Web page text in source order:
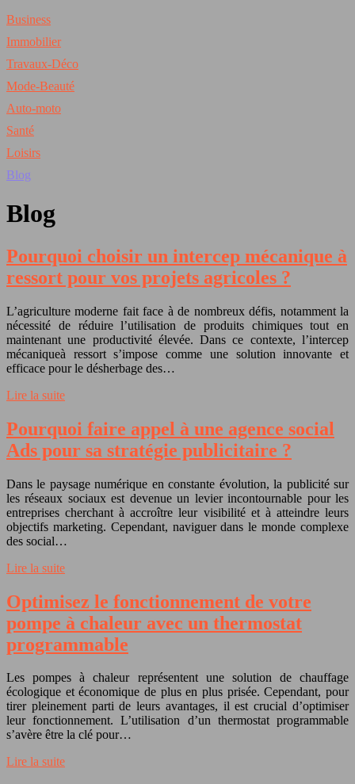
Business
Immobilier
Travaux-Déco
Mode-Beauté
Auto-moto
Santé
Loisirs
Blog
Blog
Pourquoi choisir un intercep mécanique à
ressort pour vos projets agricoles ?
L’agriculture moderne fait face à de nombreux défis, notamment la
nécessité de réduire l’utilisation de produits chimiques tout en
maintenant une productivité élevée. Dans ce contexte, l’intercep
mécaniqueà ressort s’impose comme une solution innovante et
efficace pour le désherbage des…
Lire la suite
Pourquoi faire appel à une agence social
Ads pour sa stratégie publicitaire ?
Dans le paysage numérique en constante évolution, la publicité sur
les réseaux sociaux est devenue un levier incontournable pour les
entreprises cherchant à accroître leur visibilité et à atteindre leurs
objectifs marketing. Cependant, naviguer dans le monde complexe
des social…
Lire la suite
Optimisez le fonctionnement de votre
pompe à chaleur avec un thermostat
programmable
Les pompes à chaleur représentent une solution de chauffage
écologique et économique de plus en plus prisée. Cependant, pour
tirer pleinement parti de leurs avantages, il est crucial d’optimiser
leur fonctionnement. L’utilisation d’un thermostat programmable
s’avère être la clé pour…
Lire la suite